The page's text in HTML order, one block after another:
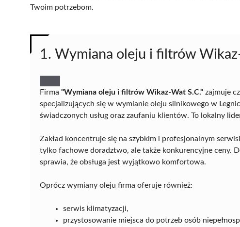
Twoim potrzebom.
1. Wymiana oleju i filtrów
Firma "Wymiana oleju i filtrów Wikaz-Wat S.C." zajmuje
specjalizujących się w wymianie oleju silnikowego w
świadczonych usług oraz zaufaniu klientów. To lokalny
Zakład koncentruje się na szybkim i profesjonalnym
tylko fachowe doradztwo, ale także konkurencyjne ceny.
sprawia, że obsługa jest wyjątkowo komfortowa.
Oprócz wymiany oleju firma oferuje również:
serwis klimatyzacji,
przystosowanie miejsca do potrzeb osób